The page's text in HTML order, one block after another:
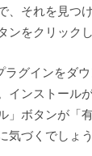
、それを見つ
ンをクリックし
ラグインをダ
インストール
」ボタンが「
気づくでしょう